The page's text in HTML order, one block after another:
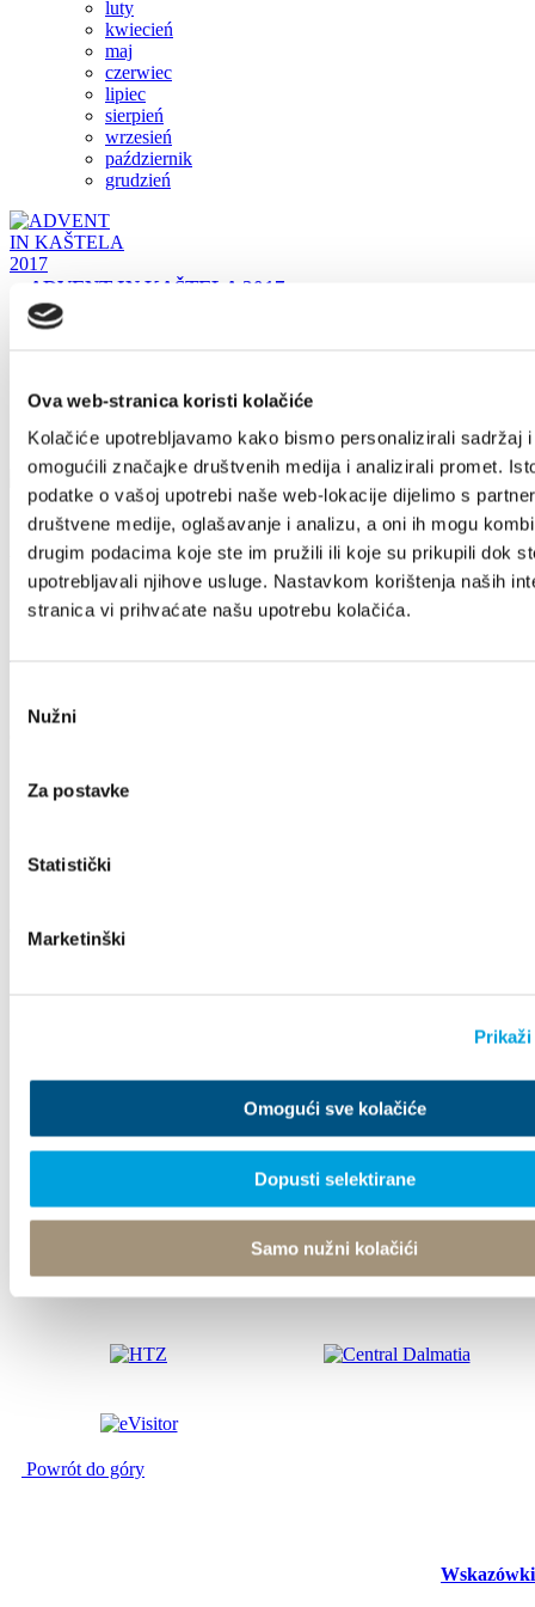
Ova web-stranica koristi kolačiće
Kolačiće upotrebljavamo kako bismo personalizirali sadržaj
omogućili značajke društvenih medija i analizirali promet.
podatke o vašoj upotrebi naše web-lokacije dijelimo s
društvene medije, oglašavanje i analizu, a oni ih mogu
drugim podacima koje ste im pružili ili koje su prikupili dok
upotrebljavali njihove usluge. Nastavkom korištenja naših
stranica vi prihvaćate našu upotrebu kolačića.
pristanka
Nužni
Za postavke
Statistički
Marketinški
Omogući sve kolačiće
Dopusti selektirane
Samo nužni kolačići
pl
+385 21 227 933 info@kastela-info.hr
Villa Nika, Kamberovo šetalište 30,
luty
kwiecień
maj
czerwiec
lipiec
sierpień
wrzesień
październik
grudzień
ADVENT IN KAŠTELA 2017
Villa Nika, Kamberovo šetalište 30
21216 Kaštel Stari, Hrvatska
Wskazówki
Co robić
by:Signed Design
Powrót do góry